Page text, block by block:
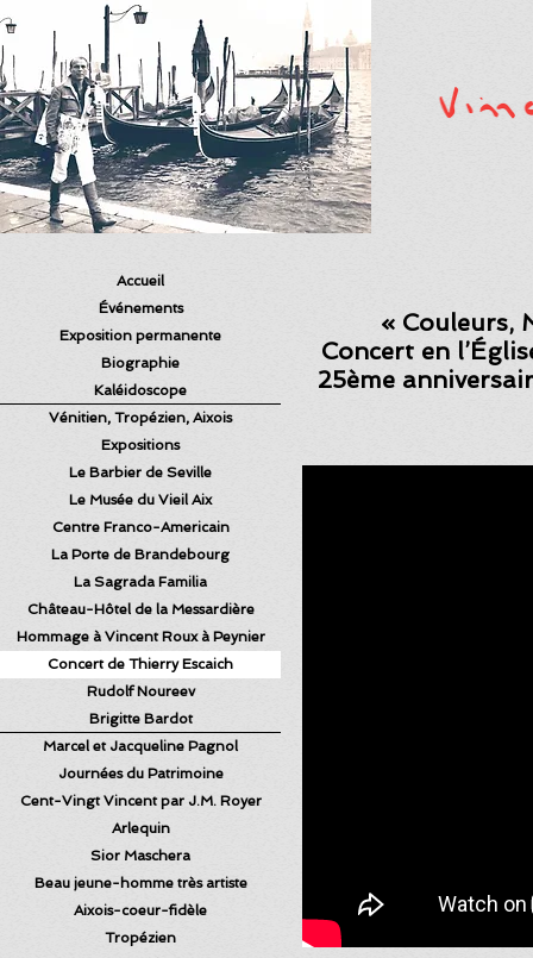
« Couleurs,
Concert en
25ème
Accueil
Événements
Exposition permanente
Biographie
Kaléidoscope
Vénitien, Tropézien, Aixois
Expositions
Le Barbier de Seville
Le Musée du Vieil Aix
Centre Franco-Americain
La Porte de Brandebourg
La Sagrada Familia
Château-Hôtel de la Messardière
Hommage à Vincent Roux à Peynier
Concert de Thierry Escaich
Rudolf Noureev
Brigitte Bardot
Marcel et Jacqueline Pagnol
Journées du Patrimoine
Cent-Vingt Vincent par J.M. Royer
Arlequin
Sior Maschera
Beau jeune-homme très artiste
Aixois-coeur-fidèle
Tropézien